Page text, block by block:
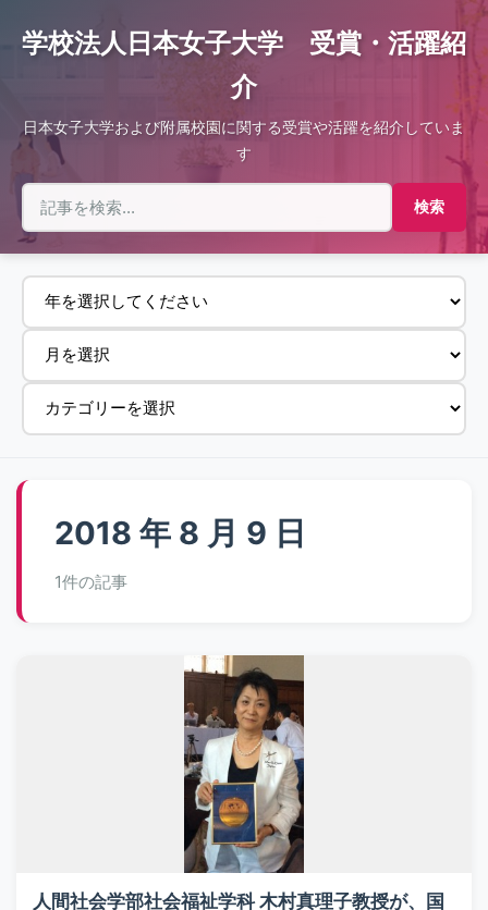
学校法人日本女子大学 受賞・活躍紹
介
日本女子大学および附属校園に関する受賞や活躍を紹介していま
す
2018 年 8 月 9 日
1件の記事
人間社会学部社会福祉学科 木村真理子教授が、国